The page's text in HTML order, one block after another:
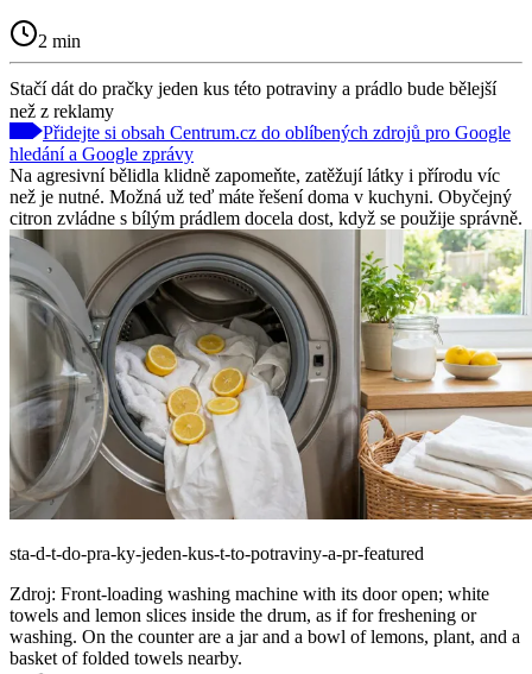
2 min
Stačí dát do pračky jeden kus této potraviny a prádlo bude bělejší
než z reklamy
Přidejte si obsah Centrum.cz do oblíbených zdrojů pro Google
hledání a Google zprávy
Na agresivní bělidla klidně zapomeňte, zatěžují látky i přírodu víc
než je nutné. Možná už teď máte řešení doma v kuchyni. Obyčejný
citron zvládne s bílým prádlem docela dost, když se použije správně.
sta-d-t-do-pra-ky-jeden-kus-t-to-potraviny-a-pr-featured
Zdroj: Front-loading washing machine with its door open; white
towels and lemon slices inside the drum, as if for freshening or
washing. On the counter are a jar and a bowl of lemons, plant, and a
basket of folded towels nearby.